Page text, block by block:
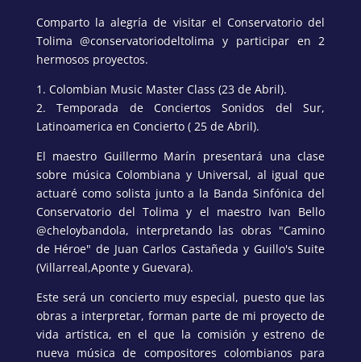
Comparto la alegría de visitar el Conservatorio del
Tolima @conservatoriodeltolima y participar en 2
hermosos proyectos.
1. Colombian Music Master Class (23 de Abril).
2. Temporada de Conciertos Sonidos del Sur,
Latinoamerica en Concierto ( 25 de Abril).
El maestro Guillermo Marín presentará una clase
sobre música Colombiana y Universal, al igual que
actuaré como solista junto a la Banda Sinfónica del
Conservatorio del Tolima y el maestro Ivan Bello
@cheloybandola, interpretando las obras "Camino
de Héroe" de Juan Carlos Castañeda y Guillo's Suite
(Villarreal,Aponte y Guevara).
Este será un concierto muy especial, puesto que las
obras a interpretar, forman parte de mi proyecto de
vida artística, en el que la comisión y estreno de
nueva música de compositores colombianos para